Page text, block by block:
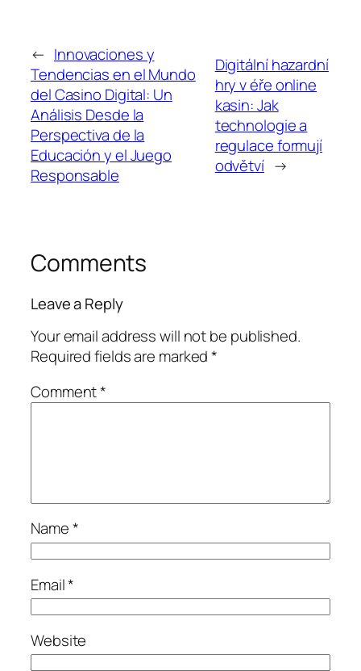
← Innovaciones y
Tendencias en el Mundo
del Casino Digital: Un
Análisis Desde la
Perspectiva de la
Educación y el Juego
Responsable
Digitální hazardní
hry v éře online
kasin: Jak
technologie a
regulace formují
odvětví →
Comments
Leave a Reply
Your email address will not be published.
Required fields are marked*
Comment*
Name*
Email*
Website